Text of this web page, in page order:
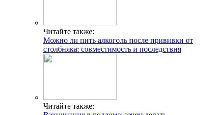
Читайте также:
Можно ли пить алкоголь после прививки от
столбняка: совместимость и последствия
Читайте также: